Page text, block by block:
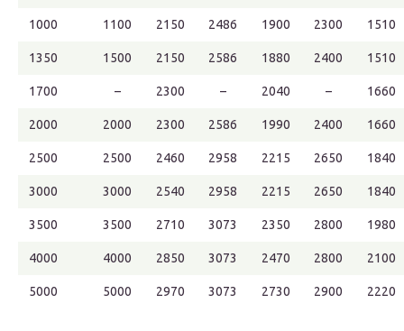
1000 1100 2150 2486 1900 2300 1510
1350 1500 2150 2586 1880 2400 1510
1700 – 2300 – 2040 – 1660
2000 2000 2300 2586 1990 2400 1660
2500 2500 2460 2958 2215 2650 1840
3000 3000 2540 2958 2215 2650 1840
3500 3500 2710 3073 2350 2800 1980
4000 4000 2850 3073 2470 2800 2100
5000 5000 2970 3073 2730 2900 2220